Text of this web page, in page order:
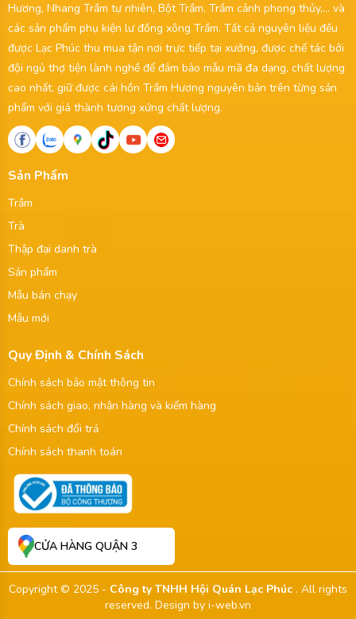
Hương, Nhang Trầm tự nhiên, Bột Trầm, Trầm cảnh phong thủy,... và
các sản phẩm phụ kiện lư đồng xông Trầm. Tất cả nguyên liệu đều
được Lạc Phúc thu mua tận nơi trực tiếp tại xưởng, được chế tác bởi
đội ngủ thợ tiện lành nghề để đảm bảo mẫu mã đa dạng, chất lượng
cao nhất, giữ được cái hồn Trầm Hương nguyên bản trên từng sản
phẩm với giá thành tương xứng chất lượng.
Sản Phẩm
Trầm
Trà
Thập đại danh trà
Sản phẩm
Mẫu bán chạy
Mẫu mới
Quy Định & Chính Sách
Chính sách bảo mật thông tin
Chính sách giao, nhận hàng và kiểm hàng
Chính sách đổi trả
Chính sách thanh toán
CỬA HÀNG QUẬN 3
Copyright © 2025 - Công ty TNHH Hội Quán Lạc Phúc . All rights
reserved. Design by i-web.vn